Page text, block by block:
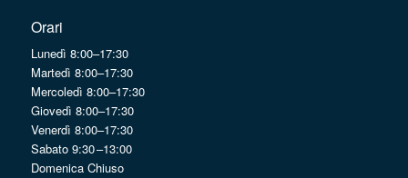
Orari
Lunedì 8:00–17:30
Martedì 8:00–17:30
Mercoledì 8:00–17:30
Giovedì 8:00–17:30
Venerdì 8:00–17:30
Sabato 9:30 –13:00
Domenica Chiuso